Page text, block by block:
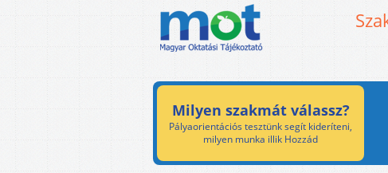
Milyen szakmát válassz?
Pályaorientációs tesztünk segít kideríteni,
milyen munka illik Hozzád